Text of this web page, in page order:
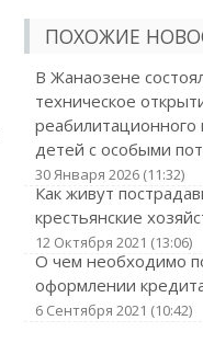
ПОХОЖИЕ
В Жанаозене
техническое
реабилитационного
детей с особыми
30 Января 2026 (11:32)
Как живут
крестьянские
12 Октября 2021 (13:06)
О чем необходимо
оформлении
6 Сентября 2021 (10:42)